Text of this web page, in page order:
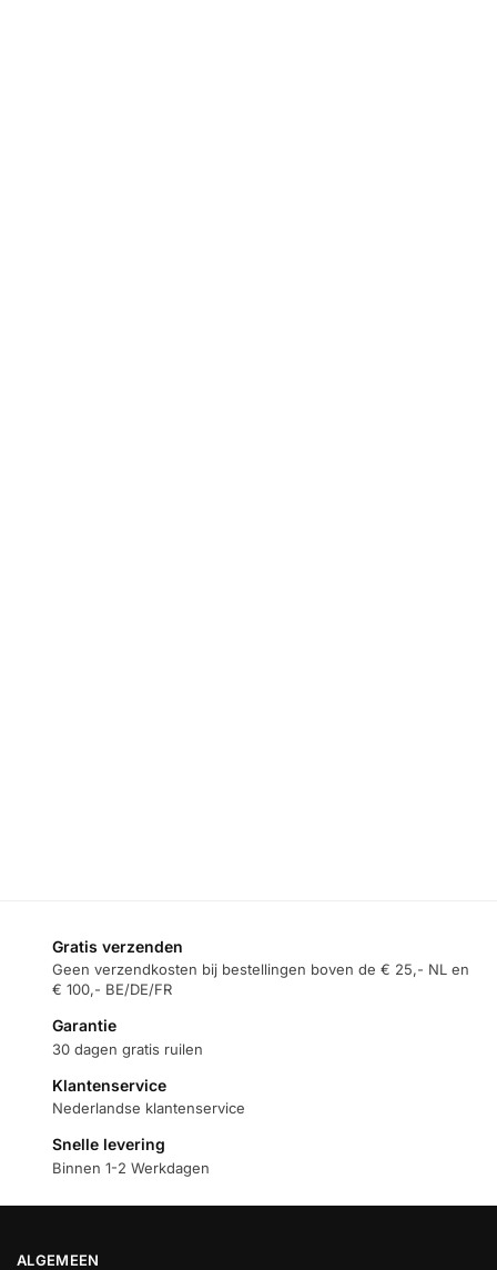
Gratis verzenden
Geen verzendkosten bij bestellingen boven de € 25,- NL en
€ 100,- BE/DE/FR
Garantie
30 dagen gratis ruilen
Klantenservice
Nederlandse klantenservice
Snelle levering
Binnen 1-2 Werkdagen
ALGEMEEN